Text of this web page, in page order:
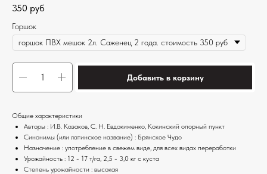
350 руб
Горшок
Добавить в корзину
Общие характеристики
Авторы : И.В. Казаков, С. Н. Евдокименко, Кокинский опорный пункт
Синонимы (или латинское название) : Брянское Чудо
Назначение : употребление в свежем виде, для всех видах переработки
Урожайность : 12 - 17 т/га, 2,5 - 3,0 кг с куста
Степень урожайности : высокая